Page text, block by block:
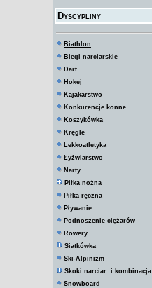
Dyscypliny
Biathlon
Biegi narciarskie
Dart
Hokej
Kajakarstwo
Konkurencje konne
Koszykówka
Kręgle
Lekkoatletyka
Łyżwiarstwo
Narty
Piłka nożna
Piłka ręczna
Pływanie
Podnoszenie ciężarów
Rowery
Siatkówka
Ski-Alpinizm
Skoki narciar. i kombinacja
Snowboard